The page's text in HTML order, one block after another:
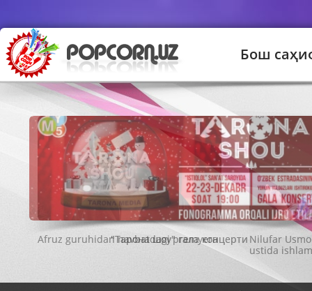
Бош
"Тарона шоу" гала концерти